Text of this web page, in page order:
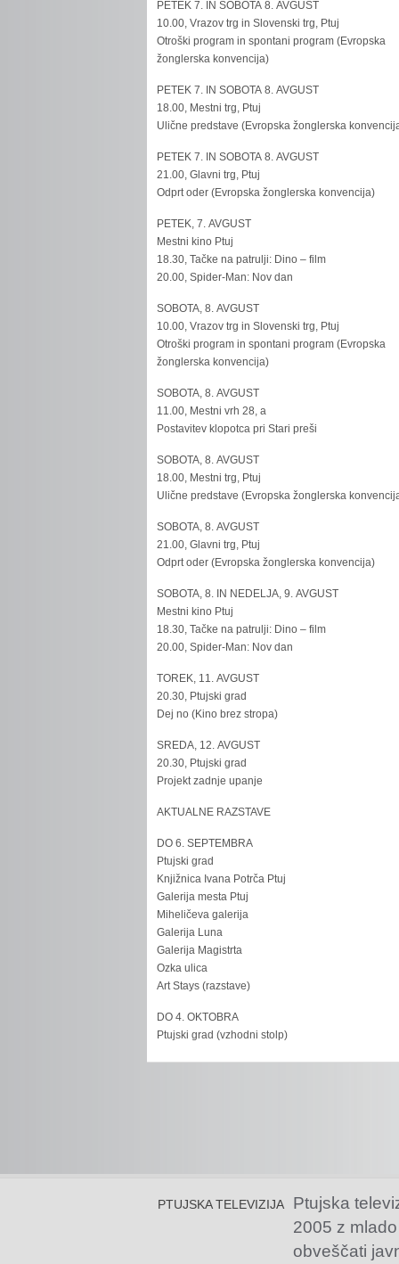
PETEK 7. IN SOBOTA 8. AVGUST
10.00, Vrazov trg in Slovenski trg, Ptuj
Otroški program in spontani program (Evropska
žonglerska konvencija)
PETEK 7. IN SOBOTA 8. AVGUST
18.00, Mestni trg, Ptuj
Ulične predstave (Evropska žonglerska
PETEK 7. IN SOBOTA 8. AVGUST
21.00, Glavni trg, Ptuj
Odprt oder (Evropska žonglerska konvencija)
PETEK, 7. AVGUST
Mestni kino Ptuj
18.30, Tačke na patrulji: Dino – film
20.00, Spider-Man: Nov dan
SOBOTA, 8. AVGUST
10.00, Vrazov trg in Slovenski trg, Ptuj
Otroški program in spontani program (Evropska
žonglerska konvencija)
SOBOTA, 8. AVGUST
11.00, Mestni vrh 28, a
Postavitev klopotca pri Stari preši
SOBOTA, 8. AVGUST
18.00, Mestni trg, Ptuj
Ulične predstave (Evropska žonglerska
SOBOTA, 8. AVGUST
21.00, Glavni trg, Ptuj
Odprt oder (Evropska žonglerska konvencija)
SOBOTA, 8. IN NEDELJA, 9. AVGUST
Mestni kino Ptuj
18.30, Tačke na patrulji: Dino – film
20.00, Spider-Man: Nov dan
TOREK, 11. AVGUST
20.30, Ptujski grad
Dej no (Kino brez stropa)
SREDA, 12. AVGUST
20.30, Ptujski grad
Projekt zadnje upanje
AKTUALNE RAZSTAVE
DO 6. SEPTEMBRA
Ptujski grad
Knjižnica Ivana Potrča Ptuj
Galerija mesta Ptuj
Miheličeva galerija
Galerija Luna
Galerija Magistrta
Ozka ulica
Art Stays (razstave)
DO 4. OKTOBRA
Ptujski grad (vzhodni stolp)
PTUJSKA TELEVIZIJA
Ptujska
2005 z
obveščati